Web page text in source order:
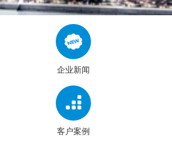
企业新闻
客户案例